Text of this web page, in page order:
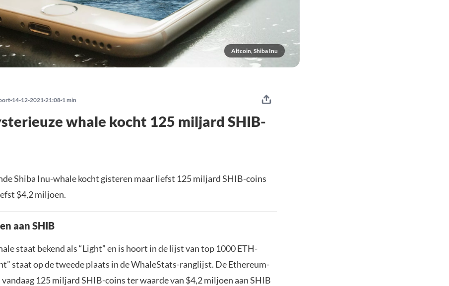
Altcoin, Shiba Inu
14-12-2021 21:08 1 min
whale kocht 125 miljard SHIB-
Shiba Inu-whale kocht gisteren maar liefst 125 miljard SHIB-coins
$4,2 miljoen.
aan SHIB
staat bekend als “Light” en is hoort in de lijst van top 1000 ETH-
staat op de tweede plaats in de WhaleStats-ranglijst. De Ethereum-
125 miljard SHIB-coins ter waarde van $4,2 miljoen aan SHIB